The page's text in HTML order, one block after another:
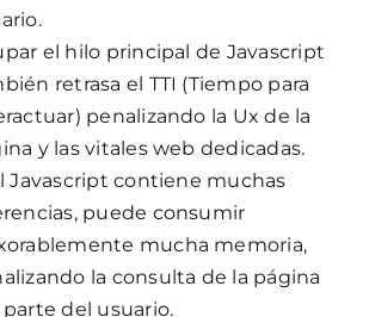
el hilo principal de Javascript
retrasa el TTI (Tiempo para
penalizando la Ux de la
y las vitales web dedicadas.
Javascript contiene muchas
puede consumir
mucha memoria,
la consulta de la página
del usuario.